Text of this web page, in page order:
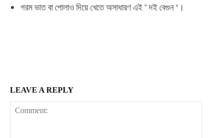
গরমভাতবাপোলাও দিয়েখেতেঅসাধারণএই ”দইবেগুন“ ।
LEAVE A REPLY